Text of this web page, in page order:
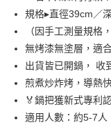
2.透過簡訊連結打開帳
帳／街口支付／iPASS
【注意事項】
1.本服務係由「台灣大
用戶於交易時，得透過
買賣價金債權讓與本公司
2.基於同意付款使用「
由本公司與您本人進行分
１．於結帳方式選擇「
結帳頁面，進行簡訊認證
２．訂單成立數日內，
ATM／網路銀行／等多元
※ 請注意：結帳手續完成
購買商品的店家。未經
後付繳納相關費用。
※ 交易是否成功請以「
是否繳費成功／繳費後
離島配送
每筆NT$150，滿
規格▸直徑39cm／
（因手工測量規格
無烤漆無塗層，適
出貨皆已開鍋， 收
煎煮炒炸烤，導熱
🏅鍋把獲新式專利
適用人數：約5-7人